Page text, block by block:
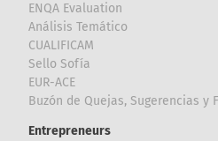
ENQA Evaluation
Análisis Temático
CUALIFICAM
Sello Sofía
EUR-ACE
Buzón de Quejas, Sugerencias y
Entrepreneurs